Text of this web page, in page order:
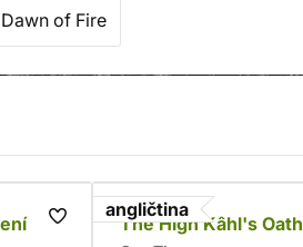
Dawn of Fire
angličtina
The High Kâhl's Oath